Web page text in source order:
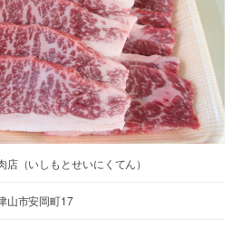
店（いしもとせいにくてん）
山市安岡町17